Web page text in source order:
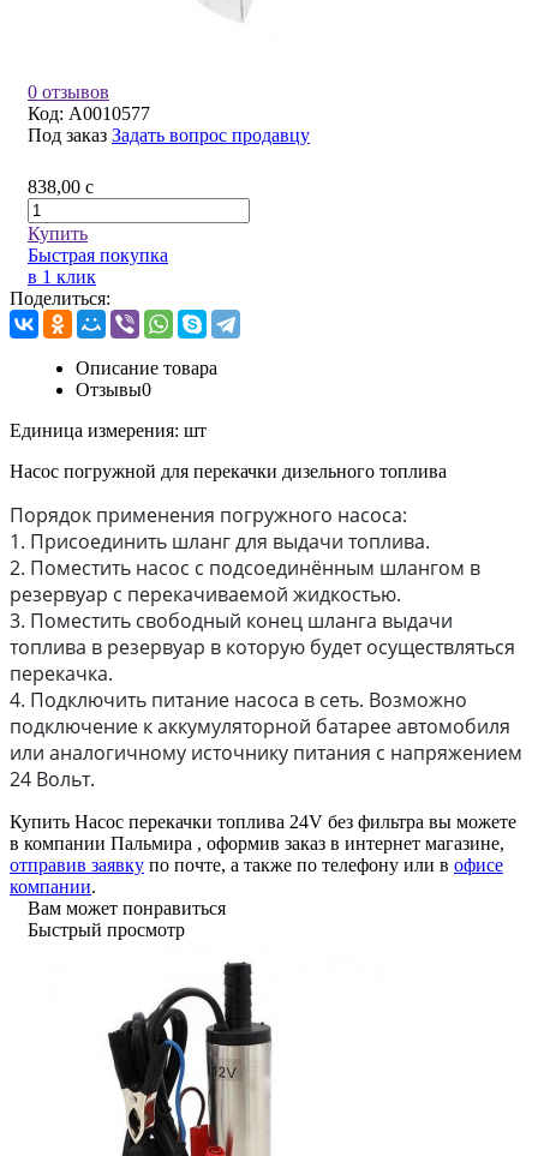
0 отзывов
Код: A0010577
Под заказ Задать вопрос продавцу
838,00 c
Купить
Быстрая покупка
в 1 клик
Поделиться:
Описание товара
Отзывы0
Единица измерения: шт
Насос погружной для перекачки дизельного топлива
Порядок применения погружного насоса:
1. Присоединить шланг для выдачи топлива.
2. Поместить насос с подсоединённым шлангом в
резервуар с перекачиваемой жидкостью.
3. Поместить свободный конец шланга выдачи
топлива в резервуар в которую будет осуществляться
перекачка.
4. Подключить питание насоса в сеть. Возможно
подключение к аккумуляторной батарее автомобиля
или аналогичному источнику питания с напряжением
24 Вольт.
Купить Насос перекачки топлива 24V без фильтра вы можете
в компании Пальмира , оформив заказ в интернет магазине,
отправив заявку по почте, а также по телефону или в офисе
компании.
Вам может понравиться
Быстрый просмотр